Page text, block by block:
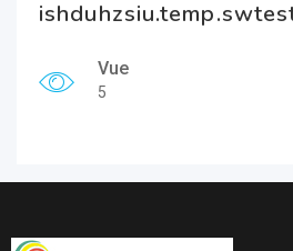
Vue
5